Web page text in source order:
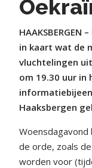
in kaart wat de
vluchtelingen
om 19.30 uur in
Haaksbergen
de orde, zoals
worden voor